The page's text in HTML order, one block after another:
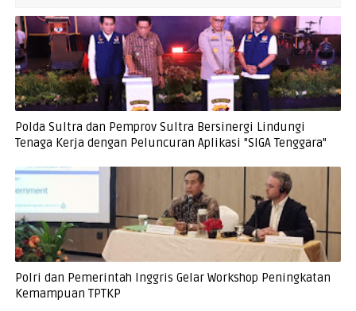
Polda Sultra dan Pemprov Sultra Bersinergi Lindungi
Tenaga Kerja dengan Peluncuran Aplikasi "SIGA Tenggara"
Polri dan Pemerintah Inggris Gelar Workshop Peningkatan
Kemampuan TPTKP